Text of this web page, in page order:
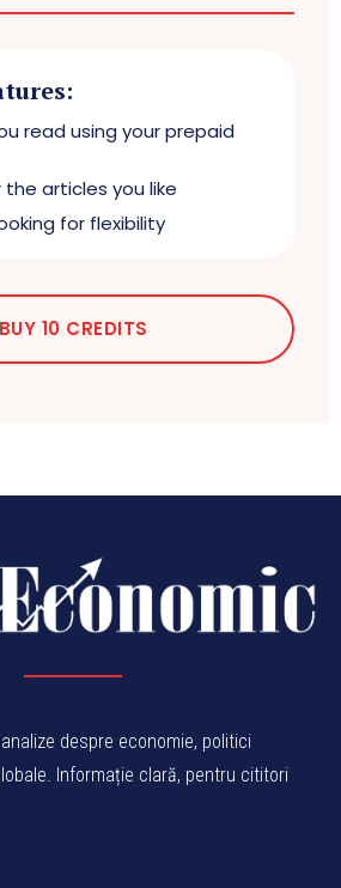
read using your prepaid
the articles you like
for flexibility
BUY 10 CREDITS
despre economie, politici
Informație clară, pentru cititori